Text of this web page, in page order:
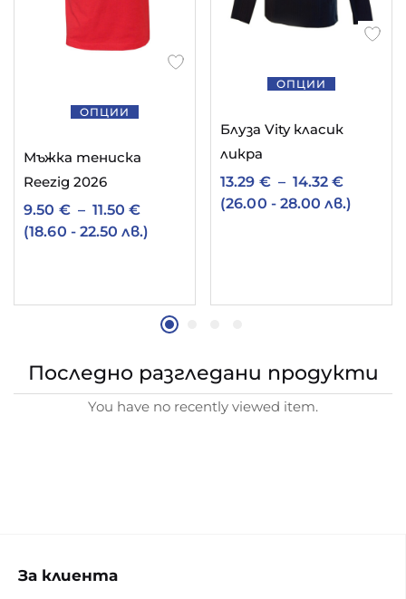
ОПЦИИ
Мъжка тениска
Reezig 2026
9.50 € – 11.50€
(18.60 - 22.50 лв.)
ОПЦИИ
Блуза Vity класик
ликра
13.29 € – 14.32€
(26.00 - 28.00 лв.)
Последно разгледани продукти
You have no recently viewed item.
За клиента